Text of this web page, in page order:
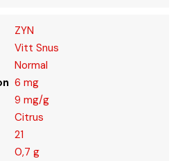
ZYN
Vitt Snus
Normal
6 mg
9 mg/g
Citrus
21
0,7 g